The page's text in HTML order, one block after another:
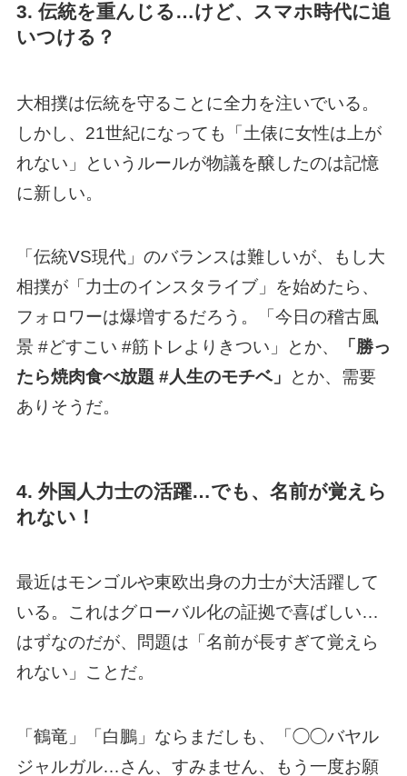
3. 伝統を重んじる…けど、スマホ時代に追
いつける？
大相撲は伝統を守ることに全力を注いでいる。
しかし、21世紀になっても「土俵に女性は上が
れない」というルールが物議を醸したのは記憶
に新しい。
「伝統VS現代」のバランスは難しいが、もし大
相撲が「力士のインスタライブ」を始めたら、
フォロワーは爆増するだろう。「今日の稽古風
景 #どすこい #筋トレよりきつい」とか、
「勝っ
たら焼肉食べ放題 #人生のモチベ」
とか、需要
ありそうだ。
4. 外国人力士の活躍…でも、名前が覚えら
れない！
最近はモンゴルや東欧出身の力士が大活躍して
いる。これはグローバル化の証拠で喜ばしい…
はずなのだが、問題は「名前が長すぎて覚えら
れない」ことだ。
「鶴竜」「白鵬」ならまだしも、「◯◯バヤル
ジャルガル…さん、すみません、もう一度お願